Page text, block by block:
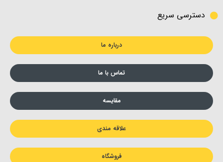
دسترسی سریع
درباره ما
تماس با ما
مقایسه
علاقه مندی
فروشگاه